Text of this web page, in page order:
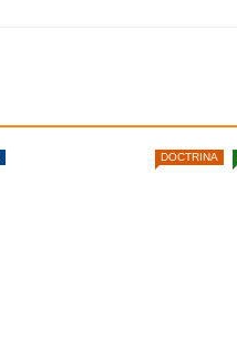
DOCTRINA